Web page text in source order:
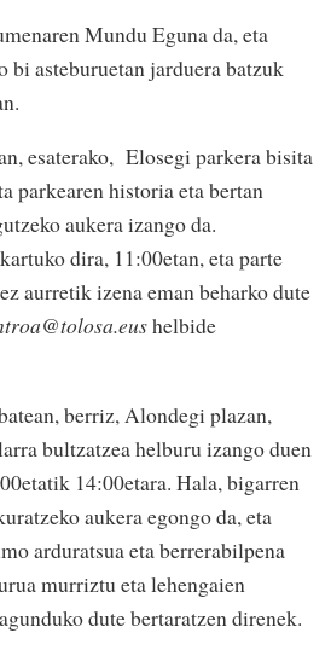
Mundu Eguna da, eta
bi asteburuetan jarduera batzuk
esaterako, Elosegi parkera bisita
parkearen historia eta bertan
aukera izango da.
dira, 11:00etan, eta parte
aurretik izena eman beharko dute
helbide
berriz, Alondegi plazan,
bultzatzea helburu izango duen
14:00etara. Hala, bigarren
aukera egongo da, eta
arduratsua eta berrerabilpena
murriztu eta lehengaien
dute bertaratzen direnek.